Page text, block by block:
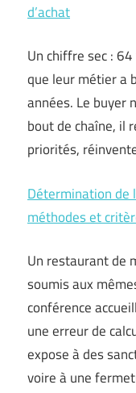
d’achat
Un chiffre sec :
que leur métier a
années. Le buyer
bout de chaîne, il
priorités,
Détermination de
méthodes et
Un restaurant de
soumis aux
conférence
une erreur de
expose à des
voire à une